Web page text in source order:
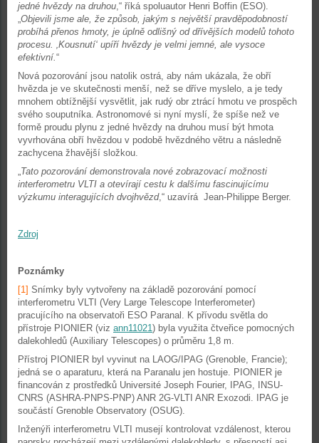
jedné hvězdy na druhou,“ říká spoluautor Henri Boffin (ESO).
„Objevili jsme ale, že způsob, jakým s největší pravděpodobností
probíhá přenos hmoty, je úplně odlišný od dřívějších modelů tohoto
procesu. ‚Kousnutí‘ upíří hvězdy je velmi jemné, ale vysoce
efektivní.“
Nová pozorování jsou natolik ostrá, aby nám ukázala, že obří
hvězda je ve skutečnosti menší, než se dříve myslelo, a je tedy
mnohem obtížnější vysvětlit, jak rudý obr ztrácí hmotu ve prospěch
svého souputníka. Astronomové si nyní myslí, že spíše než ve
formě proudu plynu z jedné hvězdy na druhou musí být hmota
vyvrhována obří hvězdou v podobě hvězdného větru a následně
zachycena žhavější složkou.
„Tato pozorování demonstrovala nové zobrazovací možnosti
interferometru VLTI a otevírají cestu k dalšímu fascinujícímu
výzkumu interagujících dvojhvězd,“ uzavírá Jean-Philippe Berger.
Zdroj
Poznámky
[1] Snímky byly vytvořeny na základě pozorování pomocí
interferometru VLTI (Very Large Telescope Interferometer)
pracujícího na observatoři ESO Paranal. K přívodu světla do
přístroje PIONIER (viz ann11021) byla využita čtveřice pomocných
dalekohledů (Auxiliary Telescopes) o průměru 1,8 m.
Přístroj PIONIER byl vyvinut na LAOG/IPAG (Grenoble, Francie);
jedná se o aparaturu, která na Paranalu jen hostuje. PIONIER je
financován z prostředků Université Joseph Fourier, IPAG, INSU-
CNRS (ASHRA-PNPS-PNP) ANR 2G-VLTI ANR Exozodi. IPAG je
součástí Grenoble Observatory (OSUG).
Inženýři interferometru VLTI musejí kontrolovat vzdálenost, kterou